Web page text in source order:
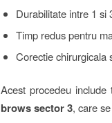
Durabilitate intre 1 si
Timp redus pentru
Corectie chirurgicala
Acest procedeu
brows sector 3, care